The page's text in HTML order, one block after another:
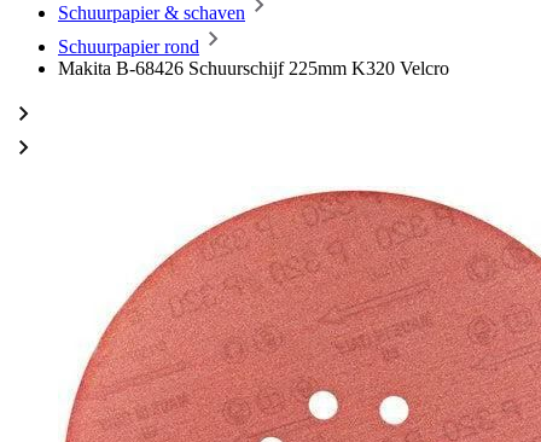
Schuurpapier & schaven
Schuurpapier rond
Makita B-68426 Schuurschijf 225mm K320 Velcro